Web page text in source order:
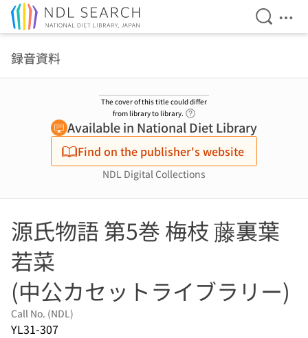
Open
録音資料
The cover of this title could differ
from library to library.
Available in National Diet Library
Find on the publisher's website
NDL Digital Collections
源氏物語 第5巻 梅枝 藤裏葉
若菜
(中公カセットライブラリー)
Call No. (NDL)
YL31-307